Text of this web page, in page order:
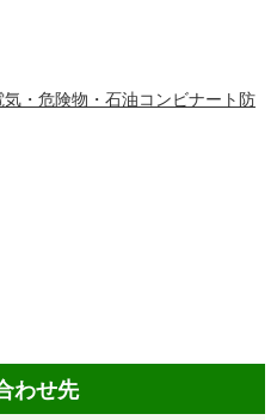
・危険物・石油コンビナート防
わせ先